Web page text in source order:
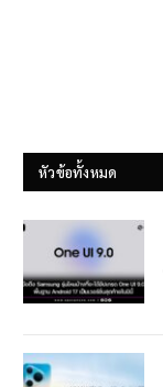
หัวข้อทั้งหมด